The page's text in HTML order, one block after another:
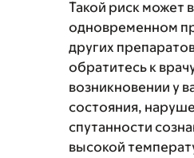
Такой риск может
одновременном
других
обратитесь к
возникновении у
состояния,
спутанности
высокой